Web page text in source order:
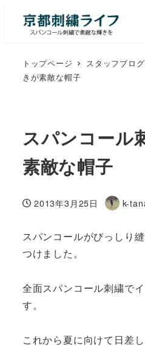
トップページ スタッフブログ
きが素敵な帽子
スパンコール
素敵な帽子
投稿日
2013年3月25日
著
k-
スパンコールがびっしり
つけました。
全面スパンコール刺繍で
す。
これから夏に向けて日差